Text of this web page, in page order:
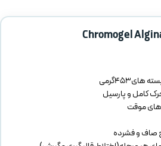
کامل و پارسیل
موقت
صاف و فشرده